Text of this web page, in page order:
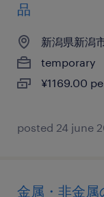
品
新潟県新潟
temporary
¥1169.00
posted 24 june
金属・非金属